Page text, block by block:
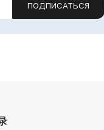
ПОДПИСАТЬСЯ